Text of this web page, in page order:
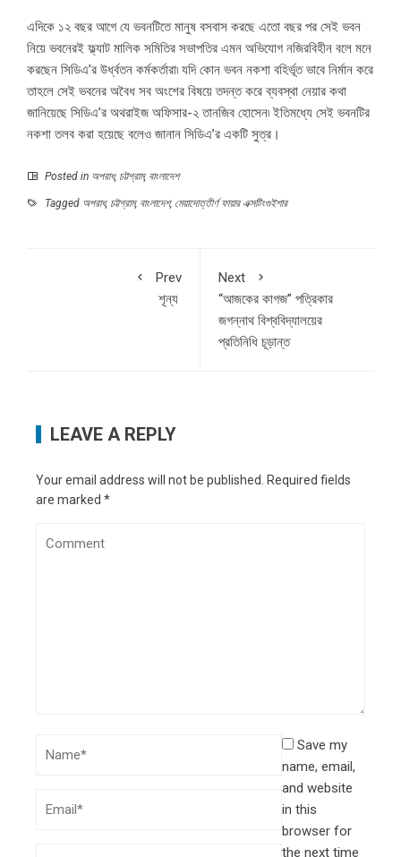
এদিকে ১২ বছর আগে যে ভবনটিতে মানুষ বসবাস করছে এতো বছর পর সেই ভবন
নিয়ে ভবনেরই ফ্ল্যাট মালিক সমিতির সভাপতির এমন অভিযোগ নজিরবিহীন বলে মনে
করছেন সিডিএ’র উর্ধ্বতন কর্মকর্তারা৷ যদি কোন ভবন নকশা বহির্ভূত ভাবে নির্মান করে
তাহলে সেই ভবনের অবৈধ সব অংশের বিষয়ে তদন্ত করে ব্যবস্থা নেয়ার কথা
জানিয়েছে সিডিএ’র অথরাইজ অফিসার-২ তানজিব হোসেন৷ ইতিমধ্যে সেই ভবনটির
নকশা তলব করা হয়েছে বলেও জানান সিডিএ’র একটি সুত্র।
Posted in অপরাধ, চট্টগ্রাম, বাংলাদেশ
Tagged অপরাধ, চট্টগ্রাম, বাংলাদেশ, মেয়াদোত্তীর্ণ ফায়ার এক্সটিংগুইশার
Prev
শূন্য
Next
“আজকের কাগজ” পত্রিকার
জগন্নাথ বিশ্ববিদ্যালয়ের
প্রতিনিধি চূড়ান্ত
LEAVE A REPLY
Your email address will not be published. Required fields
are marked *
Save my
name, email,
and website
in this
browser for
the next time